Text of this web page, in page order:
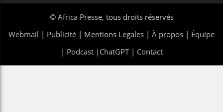
© Africa Presse, tous droits réservés
Webmail | Publicité | Mentions Legales | À propos | Équipe
| Podcast| ChatGPT| Contact